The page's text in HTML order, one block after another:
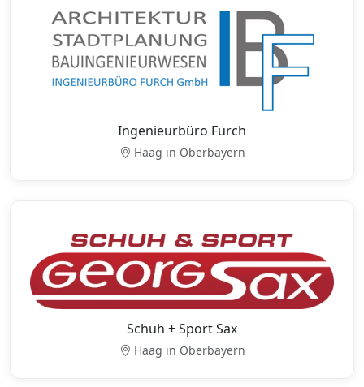
Ingenieurbüro Furch
Haag in Oberbayern
Schuh + Sport Sax
Haag in Oberbayern